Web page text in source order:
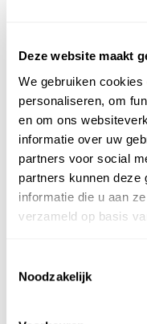
Deze website maakt
We gebruiken
personaliseren, om
en om ons
informatie over uw
partners voor social
partners kunnen deze
informatie die u aan
verzameld op basis
Noodzakelijk
Gratis huidadvies
Contact
Privacyverklaring
Algemene Voorwaarden
Veelgestelde vragen
Het PUUR Skin
Huidinstituut &PUUR
Huidproblemen
Droge huid